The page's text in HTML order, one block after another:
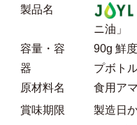
製品名
ニ油」
容量・容
器
90g 鮮
プボト
原材料名
食用ア
賞味期限
製造日